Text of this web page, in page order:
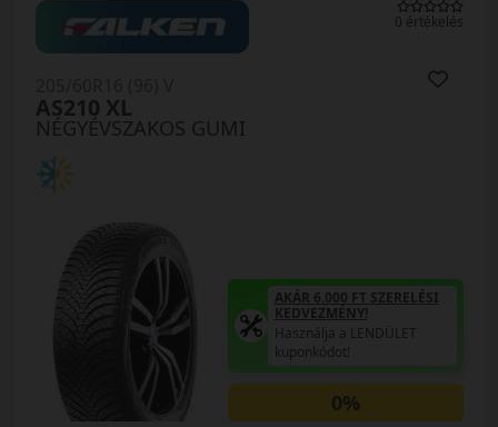
0 értékelés
NÉGYÉVSZAKOS GUMI
AS210 XL
AKÁR 6.000 FT SZERELÉSI
KEDVEZMÉNY!
Használja a LENDÜLET
kuponkódot!
0%